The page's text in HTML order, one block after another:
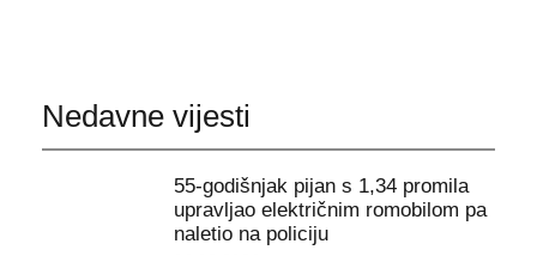
Nedavne vijesti
55-godišnjak pijan s 1,34 promila
upravljao električnim romobilom pa
naletio na policiju